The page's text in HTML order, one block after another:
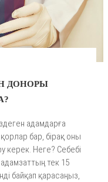
ДОНОРЫ
адамдарға
бар, бірақ оны
керек. Неге? Себебі
тек 15
байқап қарасаңыз,